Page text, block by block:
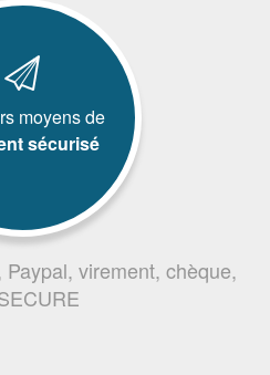
moyens de
sécurisé
virement, chèque,